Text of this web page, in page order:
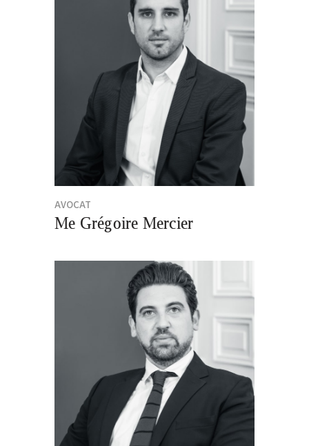
AVOCAT
Me Grégoire Mercier